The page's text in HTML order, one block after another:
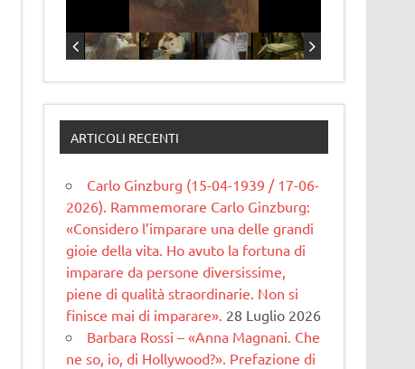
ARTICOLI RECENTI
Carlo Ginzburg (15-04-1939 / 17-06-
2026). Rammemorare Carlo Ginzburg:
«Considero l’imparare una delle grandi
gioie della vita. Ho avuto la fortuna di
imparare da persone diversissime,
piene di qualità straordinarie. Non si
finisce mai di imparare». 28 Luglio 2026
Barbara Rossi – «Anna Magnani. Che
ne so, io, di Hollywood?». Prefazione di